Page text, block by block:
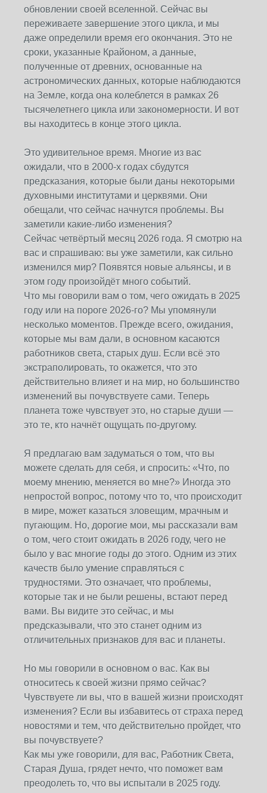
обновлении своей вселенной. Сейчас вы
переживаете завершение этого цикла, и мы
даже определили время его окончания. Это не
сроки, указанные Крайоном, а данные,
полученные от древних, основанные на
астрономических данных, которые наблюдаются
на Земле, когда она колеблется в рамках 26
тысячелетнего цикла или закономерности. И вот
вы находитесь в конце этого цикла.
Это удивительное время. Многие из вас
ожидали, что в 2000-х годах сбудутся
предсказания, которые были даны некоторыми
духовными институтами и церквями. Они
обещали, что сейчас начнутся проблемы. Вы
заметили какие-либо изменения?
Сейчас четвёртый месяц 2026 года. Я смотрю на
вас и спрашиваю: вы уже заметили, как сильно
изменился мир? Появятся новые альянсы, и в
этом году произойдёт много событий.
Что мы говорили вам о том, чего ожидать в 2025
году или на пороге 2026-го? Мы упомянули
несколько моментов. Прежде всего, ожидания,
которые мы вам дали, в основном касаются
работников света, старых душ. Если всё это
экстраполировать, то окажется, что это
действительно влияет и на мир, но большинство
изменений вы почувствуете сами. Теперь
планета тоже чувствует это, но старые души —
это те, кто начнёт ощущать по-другому.
Я предлагаю вам задуматься о том, что вы
можете сделать для себя, и спросить: «Что, по
моему мнению, меняется во мне?» Иногда это
непростой вопрос, потому что то, что происходит
в мире, может казаться зловещим, мрачным и
пугающим. Но, дорогие мои, мы рассказали вам
о том, чего стоит ожидать в 2026 году, чего не
было у вас многие годы до этого. Одним из этих
качеств было умение справляться с
трудностями. Это означает, что проблемы,
которые так и не были решены, встают перед
вами. Вы видите это сейчас, и мы
предсказывали, что это станет одним из
отличительных признаков для вас и планеты.
Но мы говорили в основном о вас. Как вы
относитесь к своей жизни прямо сейчас?
Чувствуете ли вы, что в вашей жизни происходят
изменения? Если вы избавитесь от страха перед
новостями и тем, что действительно пройдет, что
вы почувствуете?
Как мы уже говорили, для вас, Работник Света,
Старая Душа, грядет нечто, что поможет вам
преодолеть то, что вы испытали в 2025 году.